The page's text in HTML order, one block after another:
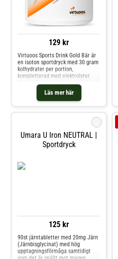
129 kr
Läs mer här
Virtuoos Sports Drink Gold Bär är
en isoton sportdryck med 30 gram
kolhydrater per portion,
kompletterad med elektrolyter.
Denna sportdryck är lämplig för
användning under träning och
hjälper till att kompensera förlust
av vätska och energibrist under
Umara U Iron NEUTRAL |
Sportdryck
125 kr
90st järntabletter med 20mg Järn
(Järnbisglycinat) med hög
upptagningsförmåga samtidigt